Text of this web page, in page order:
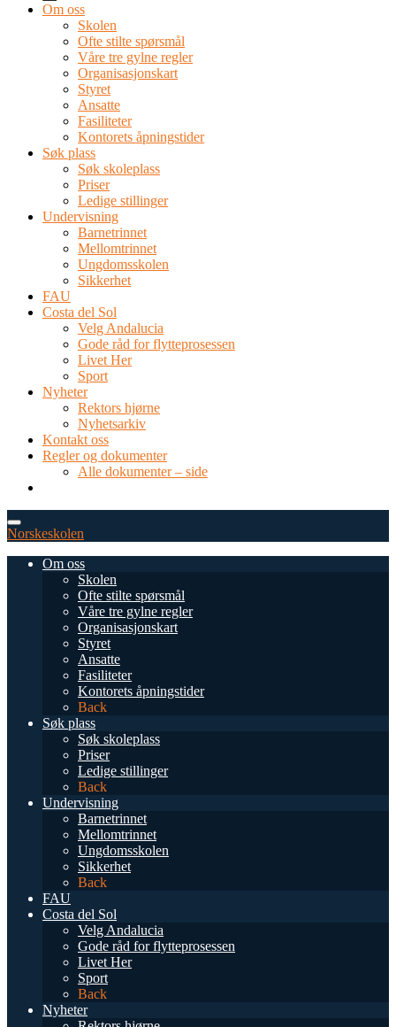
Om oss
Skolen
Ofte stilte spørsmål
Våre tre gylne regler
Organisasjonskart
Styret
Ansatte
Fasiliteter
Kontorets åpningstider
Søk plass
Søk skoleplass
Priser
Ledige stillinger
Undervisning
Barnetrinnet
Mellomtrinnet
Ungdomsskolen
Sikkerhet
FAU
Costa del Sol
Velg Andalucia
Gode råd for flytteprosessen
Livet Her
Sport
Nyheter
Rektors hjørne
Nyhetsarkiv
Kontakt oss
Regler og dokumenter
Alle dokumenter – side
Norskeskolen
Om oss
Skolen
Ofte stilte spørsmål
Våre tre gylne regler
Organisasjonskart
Styret
Ansatte
Fasiliteter
Kontorets åpningstider
Back
Søk plass
Søk skoleplass
Priser
Ledige stillinger
Back
Undervisning
Barnetrinnet
Mellomtrinnet
Ungdomsskolen
Sikkerhet
Back
FAU
Costa del Sol
Velg Andalucia
Gode råd for flytteprosessen
Livet Her
Sport
Back
Nyheter